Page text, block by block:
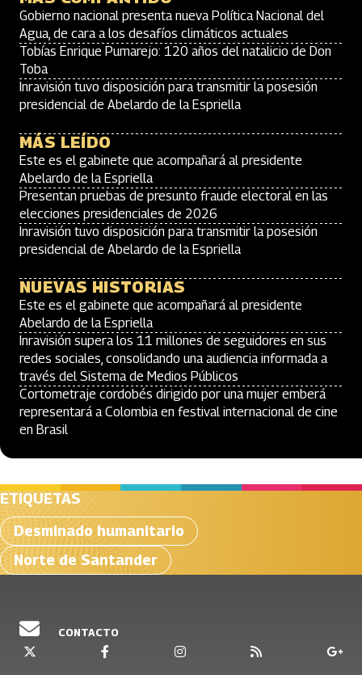
Gobierno nacional presenta nueva Política Nacional del
Agua, de cara a los desafíos climáticos actuales
Tobías Enrique Pumarejo: 120 años del natalicio de Don
Toba
Inravisión tuvo disposición para transmitir la posesión
presidencial de Abelardo de la Espriella
MÁS LEÍDO
Este es el gabinete que acompañará al presidente
Abelardo de la Espriella
Presentan pruebas de presunto fraude electoral en las
elecciones presidenciales de 2026
Inravisión tuvo disposición para transmitir la posesión
presidencial de Abelardo de la Espriella
NUEVAS HISTORIAS
Este es el gabinete que acompañará al presidente
Abelardo de la Espriella
Inravisión supera los 11 millones de seguidores en sus
redes sociales, consolidando una audiencia informada a
través del Sistema de Medios Públicos
Cortometraje cordobés dirigido por una mujer emberá
representará a Colombia en festival internacional de cine
en Brasil
ETIQUETAS
Desminado humanitario
Norte de Santander
CONTACTO